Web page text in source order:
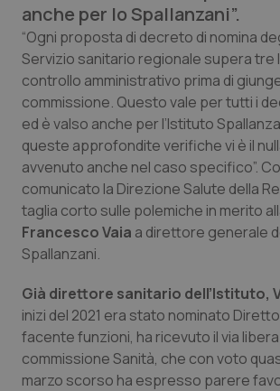
Calabria
Campania
Emilia-Romagna
Friuli Venezia Giulia
Lazio
Liguria
Lombardia
Marche
Asma & BPCO
Car-T
Colesterolo & coronaropatie
Dermatite Atopica
Diabete & glucometri
Disturbi dell’umore
Dolore
Donna & Salute
anche per lo Spallanzani”.
“Ogni proposta di decreto di nomina
Servizio sanitario regionale supera tre
controllo amministrativo prima di
commissione. Questo vale per tutti i
ed è valso anche per l’Istituto
queste approfondite verifiche vi è il
avvenuto anche nel caso specifico”.
comunicato la Direzione Salute della
taglia corto sulle polemiche in merito
Francesco Vaia a direttore generale
Spallanzani.
Già direttore sanitario dell’Istituto,
inizi del 2021 era stato nominato
facente funzioni, ha ricevuto il via
commissione Sanità, che con voto
marzo scorso ha espresso parere